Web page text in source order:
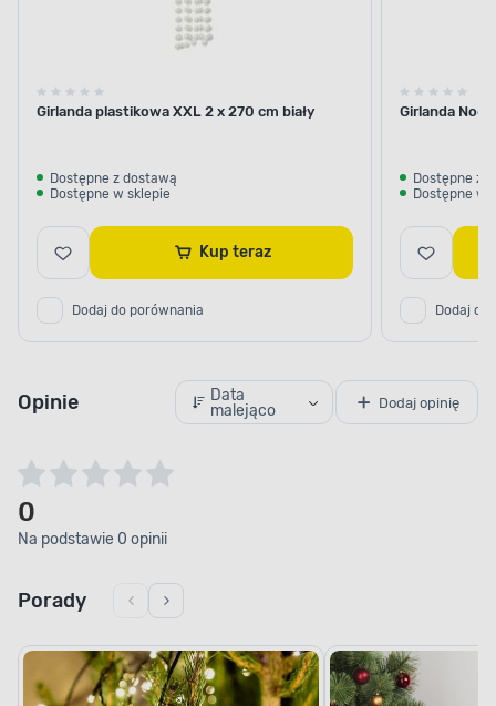
Girlanda plastikowa XXL 2 x 270 cm biały
Dostępne z dostawą
Dostępne w sklepie
Kup teraz
Dodaj do porównania
Girlanda Noel
Dostępne z
Dostępne w
Dodaj do
Opinie
Data
malejąco
Dodaj opinię
0
Na podstawie 0 opinii
Porady